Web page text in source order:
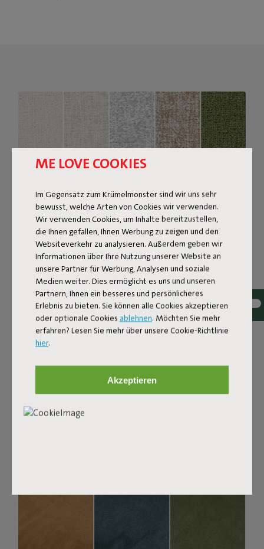
ME LOVE COOKIES
Im Gegensatz zum Krümelmonster sind wir uns sehr
bewusst, welche Arten von Cookies wir verwenden.
Wir verwenden Cookies, um Inhalte bereitzustellen,
die Ihnen gefallen, Ihnen Werbung zu zeigen und den
Websiteverkehr zu analysieren. Außerdem geben wir
Informationen über Ihre Nutzung unserer Website an
unsere Partner für Werbung, Analysen und soziale
Medien weiter. Dies ermöglicht es uns und unseren
Partnern, Ihnen ein besseres und persönlicheres
Erlebnis zu bieten. Sie können alle Cookies akzeptieren
oder optionale Cookies ablehnen. Möchten Sie mehr
erfahren? Lesen Sie mehr über unsere Cookie-Richtlinie
hier.
Akzeptieren
Tissu bouclé
Le Sumo Sofa Bouclé est fabriqué en polyester recyclé
avec une luxueuse structure bouclée. Le tissu est ultra
résistant, durable et tissé avec des fils de différentes
nuances pour un joli mélange de couleurs. Doux et
confortable pour s’y enfoncer, mais assez ferme pour
offrir un bon soutien. Pour encore plus de confort,
Commande tes échantillons de tissu